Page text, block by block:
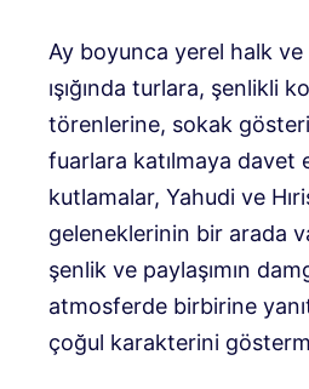
Ay boyunca yerel halk
ışığında turlara, şenlikli
törenlerine, sokak
fuarlara katılmaya davet
kutlamalar, Yahudi ve
geleneklerinin bir arada
şenlik ve paylaşımın
atmosferde birbirine
çoğul karakterini